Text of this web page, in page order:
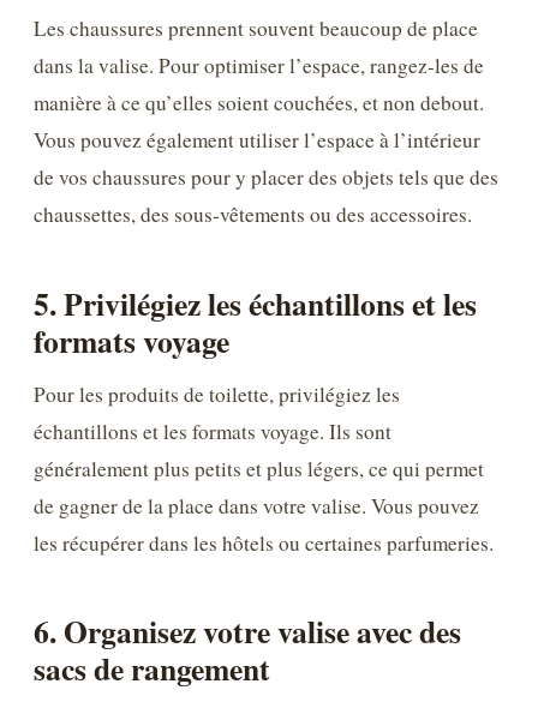
Les chaussures prennent souvent beaucoup de place
dans la valise. Pour optimiser l’espace, rangez-les de
manière à ce qu’elles soient couchées, et non debout.
Vous pouvez également utiliser l’espace à l’intérieur
de vos chaussures pour y placer des objets tels que des
chaussettes, des sous-vêtements ou des accessoires.
5. Privilégiez les échantillons et les
formats voyage
Pour les produits de toilette, privilégiez les
échantillons et les formats voyage. Ils sont
généralement plus petits et plus légers, ce qui permet
de gagner de la place dans votre valise. Vous pouvez
les récupérer dans les hôtels ou certaines parfumeries.
6. Organisez votre valise avec des
sacs de rangement